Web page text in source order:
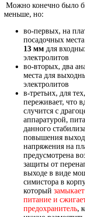
Можно конечно было
меньше, но:
во-первых, на
посадочных
13 мм для
электролитов
во-вторых, два
места для
электролитов
в-третьих, для
переживает, что
случится с
аппаратурой,
данного
повышения
напряжения на
предусмотрена
защиты от
выходе в виде
симистора в
который
питание и
предохранитель,